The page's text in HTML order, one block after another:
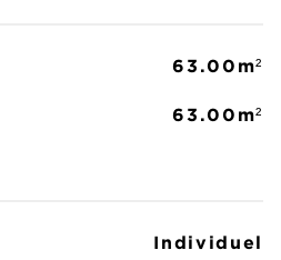
63.00m²
63.00m²
Individuel